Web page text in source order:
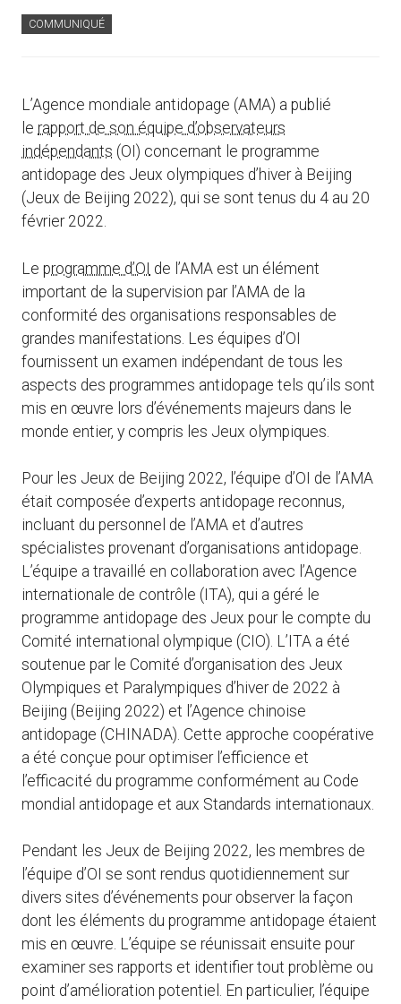
COMMUNIQUÉ
L’Agence mondiale antidopage (AMA) a publié
le rapport de son équipe d’observateurs
indépendants (OI) concernant le programme
antidopage des Jeux olympiques d’hiver à Beijing
(Jeux de Beijing 2022), qui se sont tenus du 4 au 20
février 2022.
Le programme d’OI de l’AMA est un élément
important de la supervision par l’AMA de la
conformité des organisations responsables de
grandes manifestations. Les équipes d’OI
fournissent un examen indépendant de tous les
aspects des programmes antidopage tels qu’ils sont
mis en œuvre lors d’événements majeurs dans le
monde entier, y compris les Jeux olympiques.
Pour les Jeux de Beijing 2022, l’équipe d’OI de l’AMA
était composée d’experts antidopage reconnus,
incluant du personnel de l’AMA et d’autres
spécialistes provenant d’organisations antidopage.
L’équipe a travaillé en collaboration avec l’Agence
internationale de contrôle (ITA), qui a géré le
programme antidopage des Jeux pour le compte du
Comité international olympique (CIO). L’ITA a été
soutenue par le Comité d’organisation des Jeux
Olympiques et Paralympiques d’hiver de 2022 à
Beijing (Beijing 2022) et l’Agence chinoise
antidopage (CHINADA). Cette approche coopérative
a été conçue pour optimiser l’efficience et
l’efficacité du programme conformément au Code
mondial antidopage et aux Standards internationaux.
Pendant les Jeux de Beijing 2022, les membres de
l’équipe d’OI se sont rendus quotidiennement sur
divers sites d’événements pour observer la façon
dont les éléments du programme antidopage étaient
mis en œuvre. L’équipe se réunissait ensuite pour
examiner ses rapports et identifier tout problème ou
point d’amélioration potentiel. En particulier, l’équipe